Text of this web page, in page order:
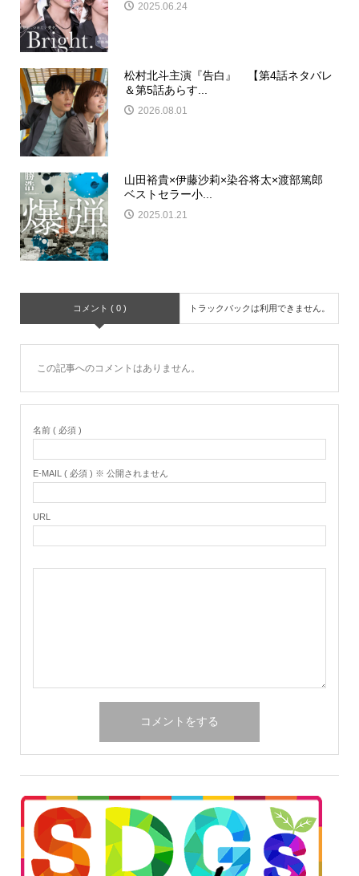
2025.06.24
松村北斗主演『告白』 【第4話ネタバレ
＆第5話あらす...
2026.08.01
山田裕貴×伊藤沙莉×染谷将太×渡部篤郎
ベストセラー小...
2025.01.21
コメント ( 0 ) トラックバックは利用できません。
この記事へのコメントはありません。
名前 ( 必須 )
E-MAIL ( 必須 ) ※ 公開されません
URL